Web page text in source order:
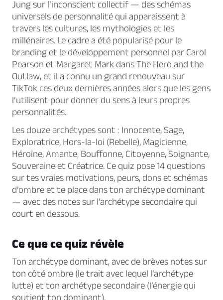
Jung sur l’inconscient collectif — des schémas
universels de personnalité qui apparaissent à
travers les cultures, les mythologies et les
millénaires. Le cadre a été popularisé pour le
branding et le développement personnel par Carol
Pearson et Margaret Mark dansThe Hero and the
Outlaw, et il a connu un grand renouveau sur
TikTok ces deux dernières années alors que les gens
l’utilisent pour donner du sens à leurs propres
personnalités.
Les douze archétypes sont : Innocente, Sage,
Exploratrice, Hors-la-loi (Rebelle), Magicienne,
Héroïne, Amante, Bouffonne, Citoyenne, Soignante,
Souveraine et Créatrice. Ce quiz pose 14 questions
sur tes vraies motivations, peurs, dons et schémas
d’ombre et te place dans ton archétype dominant
— avec des notes sur l’archétype secondaire qui
court en dessous.
Ce que ce quiz révèle
Ton archétype dominant, avec de brèves notes sur
ton côté ombre (le trait avec lequel l’archétype
lutte) et ton archétype secondaire (l’énergie qui
soutient ton dominant).